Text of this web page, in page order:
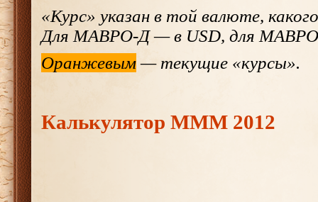
«Курс» указан в той валюте,
Для МАВРО-Д — в USD, для
Оранжевым— текущие «курсы».
Калькулятор МММ 2012